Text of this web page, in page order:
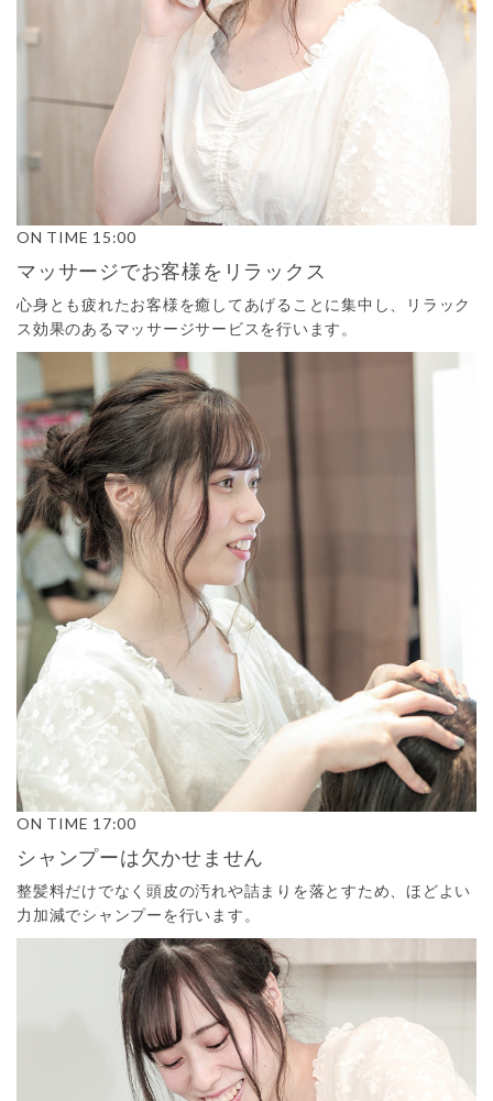
ON TIME 15:00
マッサージでお客様をリラックス
心身とも疲れたお客様を癒してあげることに集中し、リラック
ス効果のあるマッサージサービスを行います。
ON TIME 17:00
シャンプーは欠かせません
整髪料だけでなく頭皮の汚れや詰まりを落とすため、ほどよい
力加減でシャンプーを行います。